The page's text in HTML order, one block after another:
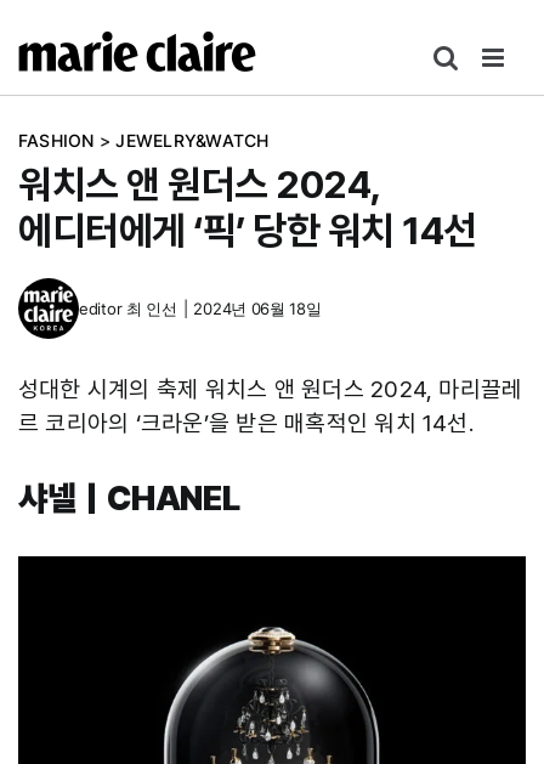
텐
FASHION > JEWELRY&WATCH
워치스 앤 원더스 2024,
에디터에게 ‘픽’ 당한 워치 14선
editor 최 인선 2024년 06월 18일
성대한 시계의 축제 워치스 앤 원더스 2024, 마리끌레
르 코리아의 ‘크라운’을 받은 매혹적인 워치 14선.
샤넬｜CHANEL